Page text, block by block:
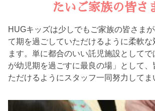
たいご家族の皆さ
HUGキッズは少しでもご家族の皆さま
て期を過ごしていただけるように柔軟な
ます。単に都合のいい託児施設としてで
が幼児期を過ごすに最良の場」として
ただけるようにスタッフ一同努力してま